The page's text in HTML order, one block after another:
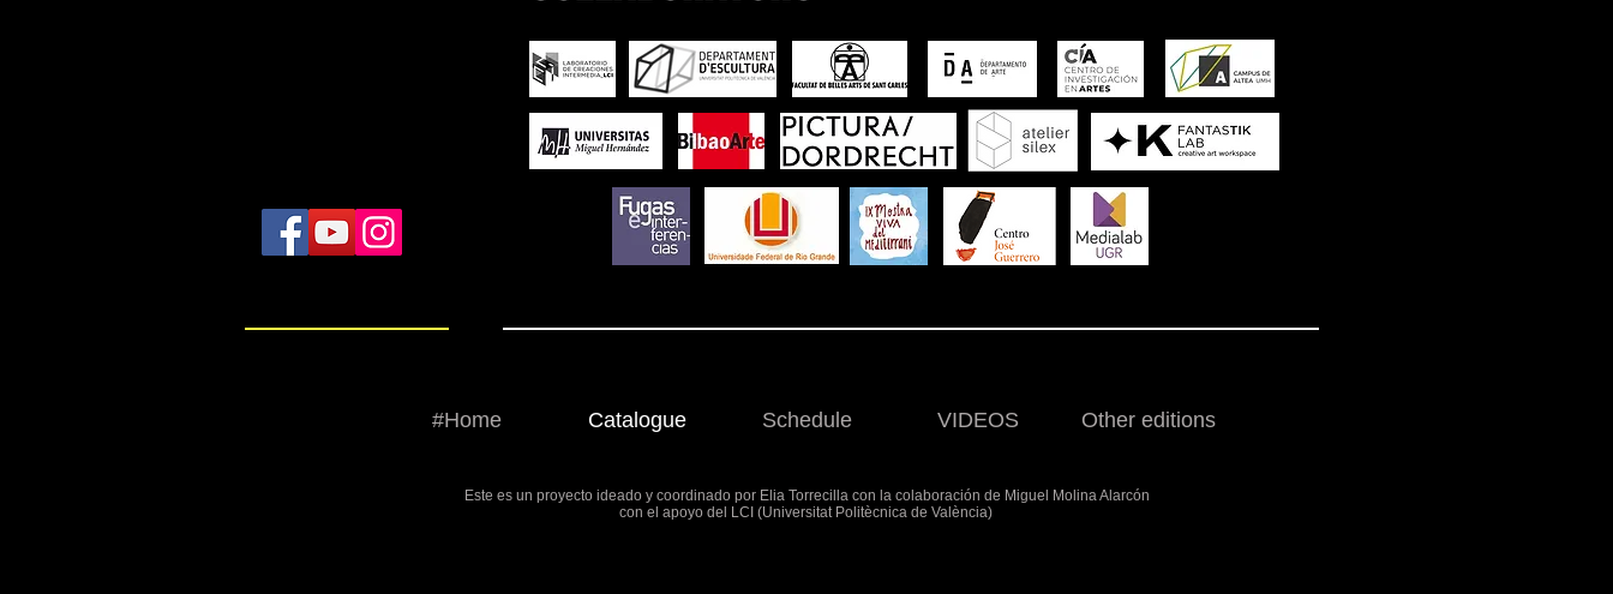
#Home Catalogue Schedule VIDEOS Other editions
Este es un proyecto ideado y coordinado por Elia Torrecilla con la colaboración de Miguel Molina Alarcón
con el apoyo del LCI (Universitat Politècnica de València)